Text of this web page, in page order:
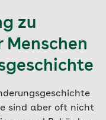
zu
sind aber oft nicht